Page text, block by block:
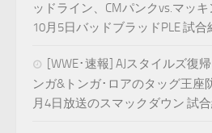
ッドライン、CMパンクvs.マッキ
10月5日バッドブラッドPLE 試合
[WWE･速報] AJスタイルズ復
ンガ&トンガ･ロアのタッグ王座
月4日放送のスマックダウン 試